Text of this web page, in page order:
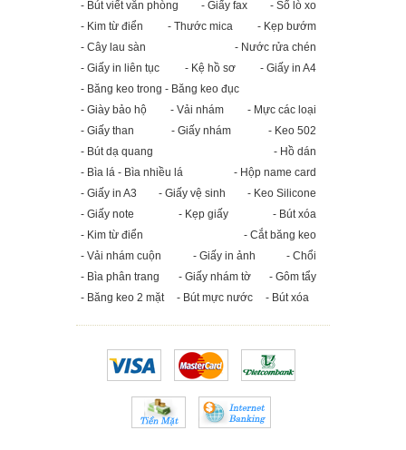
- Bút viết văn phòng - Giấy fax
- Sổ lò xo
- Kim từ điển
- Thước mica
- Kẹp bướm
- Cây lau sàn
- Nước rửa chén
- Giấy in liên tục
- Kệ hồ sơ
- Giấy in A4
- Băng keo trong - Băng keo đục
- Giày bảo hộ
- Vải nhám
- Mực các loại
- Giấy than
- Giấy nhám
- Keo 502
- Bút dạ quang
- Hồ dán
- Bìa lá - Bìa nhiều lá
- Hộp name card
- Giấy in A3
- Giấy vệ sinh
- Keo Silicone
- Giấy note
- Kẹp giấy
- Bút xóa
- Kim từ điển
- Cắt băng keo
- Vải nhám cuộn
- Giấy in ảnh
- Chổi
- Bìa phân trang
- Giấy nhám tờ
- Gôm tẩy
- Băng keo 2 mặt
- Bút mực nước - Bút xóa